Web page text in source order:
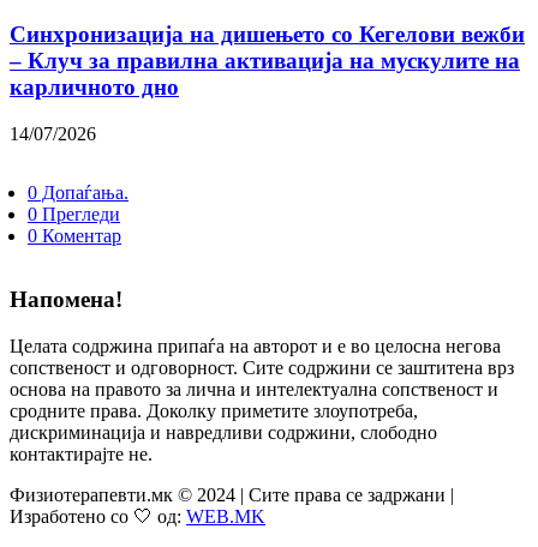
Синхронизација на дишењето со Кегелови вежби
– Клуч за правилна активација на мускулите на
карличното дно
14/07/2026
0 Допаѓања.
0 Прегледи
0 Коментар
Напомена!
Целата содржина припаѓа на авторот и е во целосна негова
сопственост и одговорност. Сите содржини се заштитена врз
основа на правото за лична и интелектуална сопственост и
сродните права. Доколку приметите злоупотреба,
дискриминација и навредливи содржини, слободно
контактирајте не.
Физиотерапевти.мк © 2024 | Сите права се задржани |
Изработено со 🤍 од: WEB.MK